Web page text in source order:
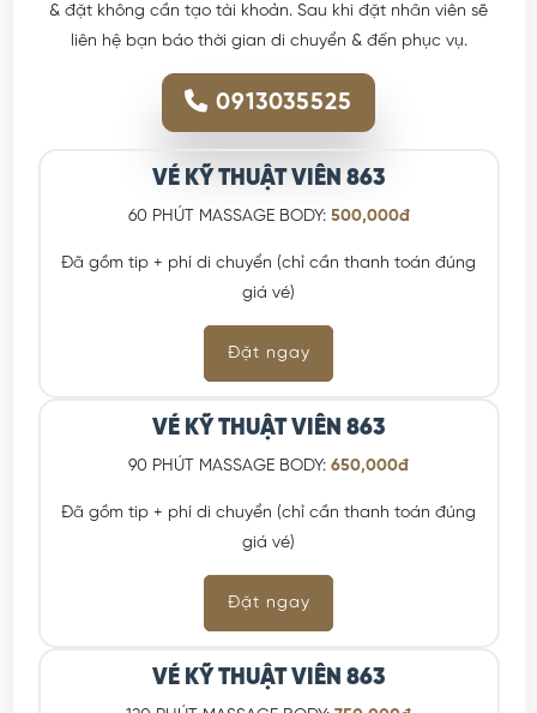
& đặt không cần tạo tài khoản. Sau khi đặt nhân viên sẽ
liên hệ bạn báo thời gian di chuyển & đến phục vụ.
0913035525
VÉ KỸ THUẬT VIÊN 863
60 PHÚT MASSAGE BODY: 500,000đ
Đã gồm tip + phí di chuyển (chỉ cần thanh toán đúng
giá vé)
Đặt ngay
VÉ KỸ THUẬT VIÊN 863
90 PHÚT MASSAGE BODY: 650,000đ
Đã gồm tip + phí di chuyển (chỉ cần thanh toán đúng
giá vé)
Đặt ngay
VÉ KỸ THUẬT VIÊN 863